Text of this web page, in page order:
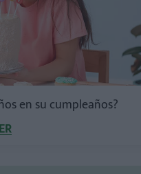
en su cumpleaños?